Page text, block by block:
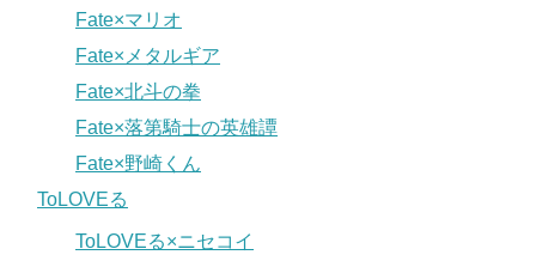
Fate×マリオ
Fate×メタルギア
Fate×北斗の拳
Fate×落第騎士の英雄譚
Fate×野崎くん
ToLOVEる
ToLOVEる×ニセコイ